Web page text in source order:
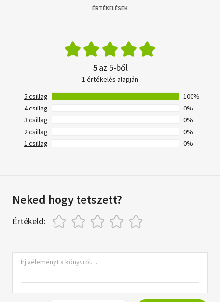
ÉRTÉKELÉSEK
5az 5-ből
1 értékelés alapján
5 csillag
100%
4 csillag
0%
3 csillag
0%
2 csillag
0%
1 csillag
0%
Neked hogy tetszett?
Értékeld: